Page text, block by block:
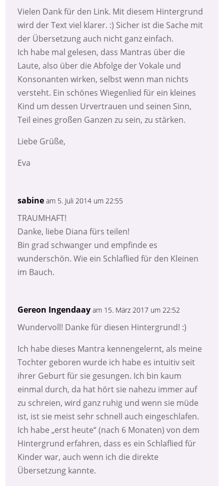
Vielen Dank für den Link. Mit diesem Hintergrund
wird der Text viel klarer. :) Sicher ist die Sache mit
der Übersetzung auch nicht ganz einfach.
Ich habe mal gelesen, dass Mantras über die
Laute, also über die Abfolge der Vokale und
Konsonanten wirken, selbst wenn man nichts
versteht. Ein schönes Wiegenlied für ein kleines
Kind um dessen Urvertrauen und seinen Sinn,
Teil eines großen Ganzen zu sein, zu stärken.
Liebe Grüße,
Eva
sabine am 5. Juli 2014 um 22:55
TRAUMHAFT!
Danke, liebe Diana fürs teilen!
Bin grad schwanger und empfinde es
wunderschön. Wie ein Schlaflied für den Kleinen
im Bauch.
Gereon Ingendaay am 15. März 2017 um 22:52
Wundervoll! Danke für diesen Hintergrund! :)
Ich habe dieses Mantra kennengelernt, als meine
Tochter geboren wurde ich habe es intuitiv seit
ihrer Geburt für sie gesungen. Ich bin kaum
einmal durch, da hat hört sie nahezu immer auf
zu schreien, wird ganz ruhig und wenn sie müde
ist, ist sie meist sehr schnell auch eingeschlafen.
Ich habe „erst heute“ (nach 6 Monaten) von dem
Hintergrund erfahren, dass es ein Schlaflied für
Kinder war, auch wenn ich die direkte
Übersetzung kannte.